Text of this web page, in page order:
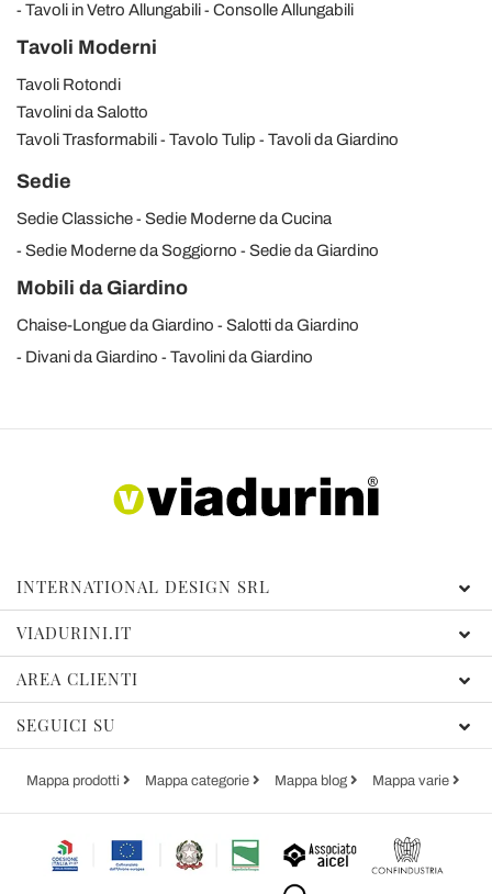
Tavoli in Vetro Allungabili
Consolle Allungabili
Tavoli Moderni
Tavoli Rotondi
Tavolini da Salotto
Tavoli Trasformabili
Tavolo Tulip Tavoli da Giardino
Sedie
Sedie Classiche
Sedie Moderne da Cucina
Sedie Moderne da Soggiorno
Sedie da Giardino
Mobili da Giardino
Chaise-Longue da Giardino
Salotti da Giardino
Divani da Giardino
Tavolini da Giardino
INTERNATIONAL DESIGN SRL
VIADURINI.IT
AREA CLIENTI
SEGUICI SU
Mappa prodotti Mappa categorie Mappa blog Mappa varie